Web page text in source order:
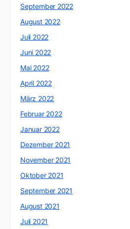
September 2022
August 2022
Juli 2022
Juni 2022
Mai 2022
April 2022
März 2022
Februar 2022
Januar 2022
Dezember 2021
November 2021
Oktober 2021
September 2021
August 2021
Juli 2021